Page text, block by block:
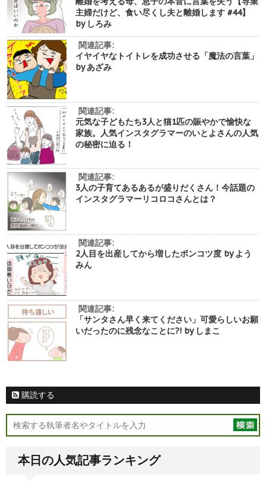
主婦だけど、食い尽くし夫と離婚します #44】
by しろみ
関連記事:
イヤイヤなトイトレを成功させる「魔法の言葉」
by あざみ
関連記事:
元気な子どもたち3人と猫1匹の賑やかで愉快な
家族。人気インスタグラマーのいとよさんの人気
の秘密に迫る！
関連記事:
3人の子育てあるあるが盛りだくさん！今話題の
インスタグラマーリコロコさんとは？
関連記事:
2人目を出産してから増したポンコツ度 by よう
みん
関連記事:
「サンタさん早く来てください」可愛らしいお願
いだったのに残念なことに?! by しまこ
購読する
本日の人気記事ランキング